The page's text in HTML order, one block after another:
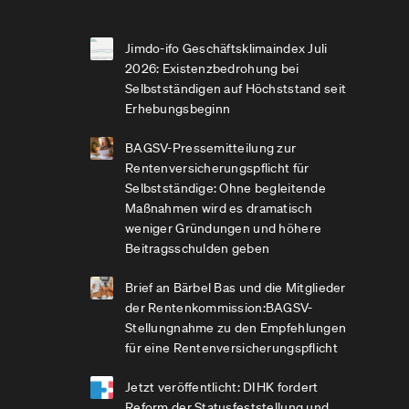
Jimdo-ifo Geschäftsklimaindex Juli
2026: Existenzbedrohung bei
Selbstständigen auf Höchststand seit
Erhebungsbeginn
BAGSV-Pressemitteilung zur
Rentenversicherungspflicht für
Selbstständige: Ohne begleitende
Maßnahmen wird es dramatisch
weniger Gründungen und höhere
Beitragsschulden geben
Brief an Bärbel Bas und die Mitglieder
der Rentenkommission:BAGSV-
Stellungnahme zu den Empfehlungen
für eine Rentenversicherungspflicht
Jetzt veröffentlicht: DIHK fordert